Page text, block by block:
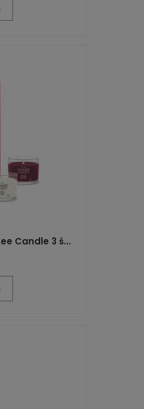
Candle 3 ś...